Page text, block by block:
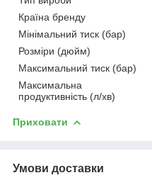
Країна бренду
Мінімальний тиск (бар)
Розміри (дюйм)
Максимальний тиск (бар)
Максимальна
продуктивність (л/хв)
Приховати
Умови доставки